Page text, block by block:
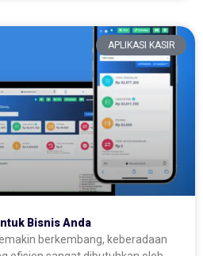
APLIKASI KASIR
Bisnis Anda
berkembang, keberadaan